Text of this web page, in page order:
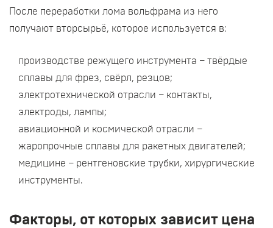
После переработки лома вольфрама из него
получают вторсырьё, которое используется в:
производстве режущего инструмента – твёрдые
сплавы для фрез, свёрл, резцов;
электротехнической отрасли – контакты,
электроды, лампы;
авиационной и космической отрасли –
жаропрочные сплавы для ракетных двигателей;
медицине – рентгеновские трубки, хирургические
инструменты.
Факторы, от которых зависит цена